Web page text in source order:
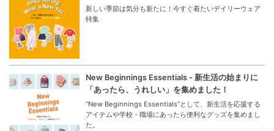
新しい季節は気分も新たに！今すぐ着たいデイリーウェア
特集
New Beginnings Essentials - 新生活の始まりに
「あったら、うれしい」を集めました！
“New Beginnings Essentials”として、新生活を応援する
アイテムや学校・職場にあったら便利なグッズを集めまし
た。